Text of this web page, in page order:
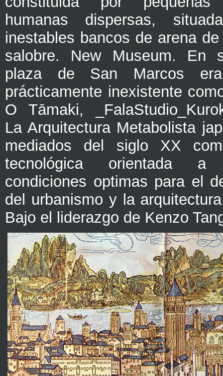
humanas dispersas,
inestables bancos de arena
salobre. New Museum. En
plaza de San Marcos
prácticamente inexistente
O Tāmaki,
La Arquitectura Metabolista
mediados del siglo XX
tecnológica orientada
condiciones optimas para el
del urbanismo y la
Bajo el liderazgo de Kenzo